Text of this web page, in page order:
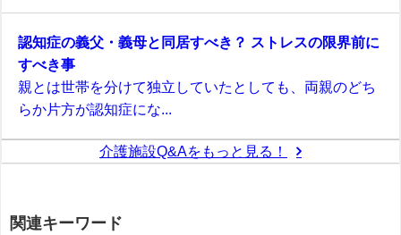
認知症の義父・義母と同居すべき？ ストレスの限界前に
すべき事
親とは世帯を分けて独立していたとしても、両親のどち
らか片方が認知症にな...
介護施設Q&Aをもっと見る！
関連キーワード